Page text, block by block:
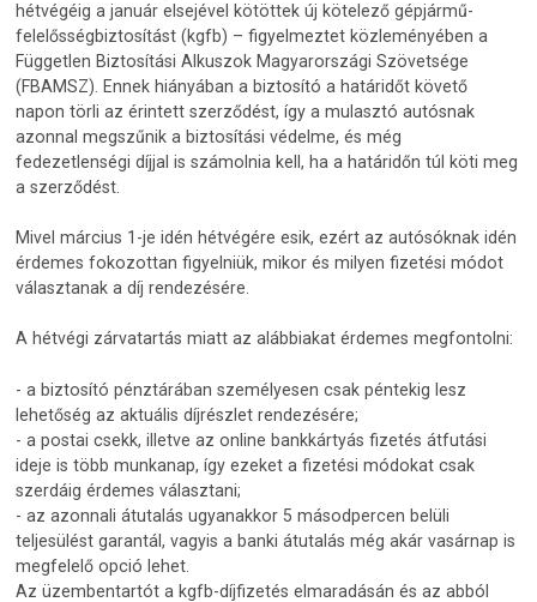
hétvégéig a január elsejével kötöttek új kötelező gépjármű-
felelősségbiztosítást (kgfb) – figyelmeztet közleményében a
Független Biztosítási Alkuszok Magyarországi Szövetsége
(FBAMSZ). Ennek hiányában a biztosító a határidőt követő
napon törli az érintett szerződést, így a mulasztó autósnak
azonnal megszűnik a biztosítási védelme, és még
fedezetlenségi díjjal is számolnia kell, ha a határidőn túl köti meg
a szerződést.
Mivel március 1-je idén hétvégére esik, ezért az autósóknak idén
érdemes fokozottan figyelniük, mikor és milyen fizetési módot
választanak a díj rendezésére.
A hétvégi zárvatartás miatt az alábbiakat érdemes megfontolni:
- a biztosító pénztárában személyesen csak péntekig lesz
lehetőség az aktuális díjrészlet rendezésére;
- a postai csekk, illetve az online bankkártyás fizetés átfutási
ideje is több munkanap, így ezeket a fizetési módokat csak
szerdáig érdemes választani;
- az azonnali átutalás ugyanakkor 5 másodpercen belüli
teljesülést garantál, vagyis a banki átutalás még akár vasárnap is
megfelelő opció lehet.
Az üzembentartót a kgfb-díjfizetés elmaradásán és az abból